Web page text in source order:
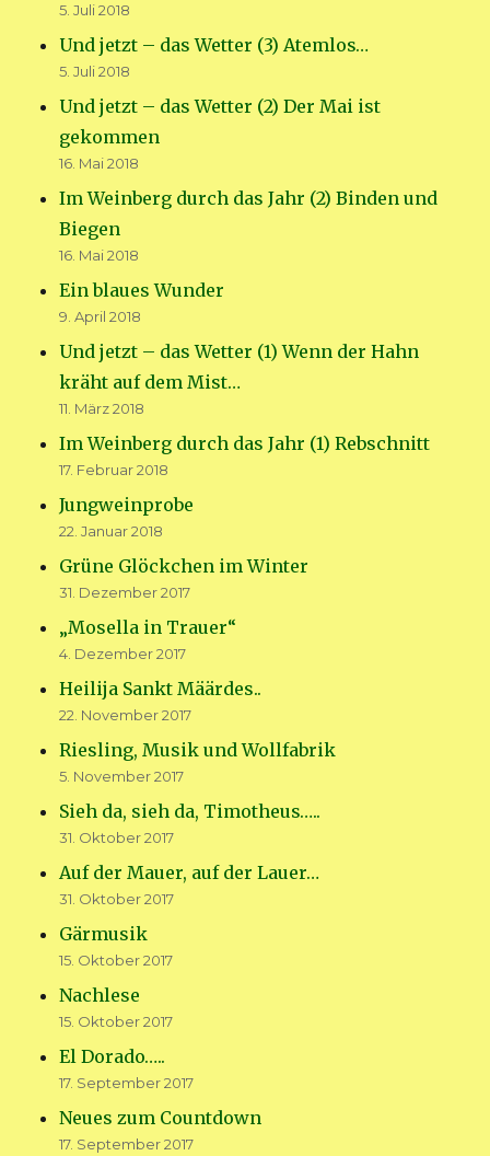
5. Juli 2018
Und jetzt – das Wetter (3) Atemlos…
5. Juli 2018
Und jetzt – das Wetter (2) Der Mai ist
gekommen
16. Mai 2018
Im Weinberg durch das Jahr (2) Binden und
Biegen
16. Mai 2018
Ein blaues Wunder
9. April 2018
Und jetzt – das Wetter (1) Wenn der Hahn
kräht auf dem Mist…
11. März 2018
Im Weinberg durch das Jahr (1) Rebschnitt
17. Februar 2018
Jungweinprobe
22. Januar 2018
Grüne Glöckchen im Winter
31. Dezember 2017
„Mosella in Trauer“
4. Dezember 2017
Heilija Sankt Määrdes..
22. November 2017
Riesling, Musik und Wollfabrik
5. November 2017
Sieh da, sieh da, Timotheus…..
31. Oktober 2017
Auf der Mauer, auf der Lauer…
31. Oktober 2017
Gärmusik
15. Oktober 2017
Nachlese
15. Oktober 2017
El Dorado…..
17. September 2017
Neues zum Countdown
17. September 2017